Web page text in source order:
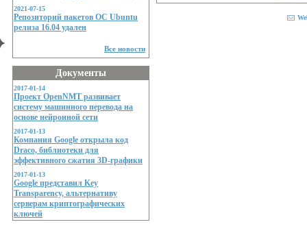
2021-07-15
Репозиторий пакетов ОС Ubuntu
релиза 16.04 удален
Все новости
Документы
2017-01-14
Проект OpenNMT развивает
систему машинного перевода на
основе нейронной сети
2017-01-13
Компания Google открыла код
Draco, библиотеки для
эффективного сжатия 3D-графики
2017-01-13
Google представил Key
Transparency, альтернативу
серверам криптографических
ключей